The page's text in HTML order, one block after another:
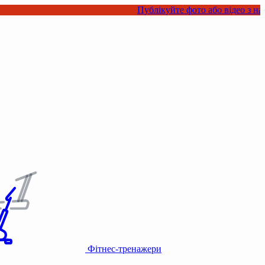
Публікуйте фото або відео з нашими
Фітнес-тренажери